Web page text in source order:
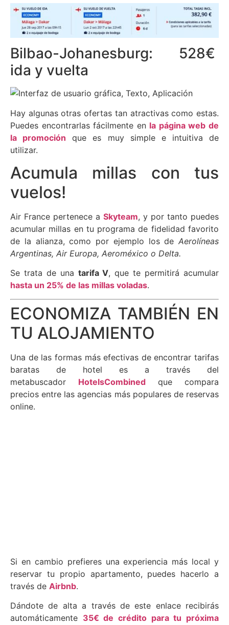
Bilbao-Johanesburg: 528€
ida y vuelta
Hay algunas otras ofertas tan atractivas como estas.
Puedes encontrarlas fácilmente en la página web de
la promoción que es muy simple e intuitiva de
utilizar.
Acumula millas con tus
vuelos!
Air France pertenece a Skyteam, y por tanto puedes
acumular millas en tu programa de fidelidad favorito
de la alianza, como por ejemplo los de Aerolíneas
Argentinas, Air Europa, Aeroméxico o Delta.
Se trata de una tarifa V, que te permitirá acumular
hasta un 25% de las millas voladas.
ECONOMIZA TAMBIÉN EN
TU ALOJAMIENTO
Una de las formas más efectivas de encontrar tarifas
baratas de hotel es a través del
metabuscador HotelsCombined que compara
precios entre las agencias más populares de reservas
online.
Si en cambio prefieres una experiencia más local y
reservar tu propio apartamento, puedes hacerlo a
través de Airbnb.
Dándote de alta a través de este enlace recibirás
automáticamente 35€ de crédito para tu próxima